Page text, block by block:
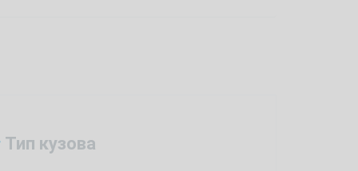
Тип кузова